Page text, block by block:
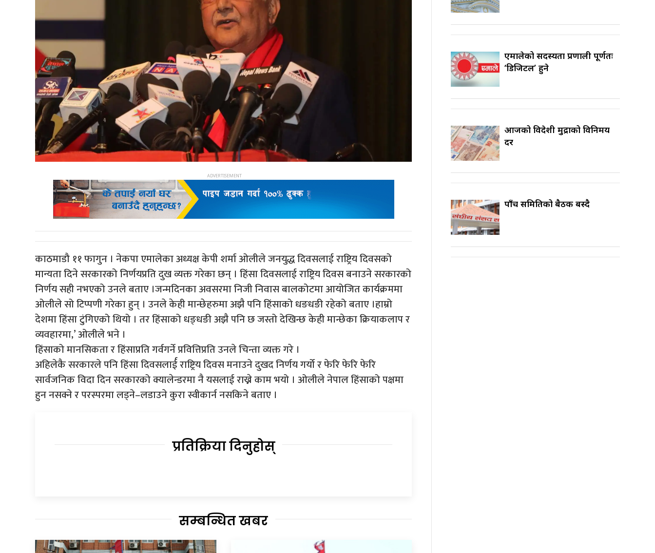
काठमाडौ ११ फागुन । नेकपा एमालेका अध्यक्ष केपी शर्मा ओलीले जनयुद्ध दिवसलाई राष्ट्रिय दिवसको
मान्यता दिने सरकारको निर्णयप्रति दुख व्यक्त गरेका छन् । हिंसा दिवसलाई राष्ट्रिय दिवस बनाउने सरकारको
निर्णय सही नभएको उनले बताए ।जन्मदिनका अवसरमा निजी निवास बालकोटमा आयोजित कार्यक्रममा
ओलीले सो टिप्पणी गरेका हुन् । उनले केही मान्छेहरुमा अझै पनि हिंसाको धङधङी रहेको बताए ।हाम्रो
देशमा हिंसा टुंगिएको थियो । तर हिंसाको धङ्धङी अझै पनि छ जस्तो देखिन्छ केही मान्छेका क्रियाकलाप र
व्यवहारमा,’ ओलीले भने ।
हिंसाको मानसिकता र हिंसाप्रति गर्वगर्ने प्रवित्तिप्रति उनले चिन्ता व्यक्त गरे ।
अहिलेकै सरकारले पनि हिंसा दिवसलार्ई राष्ट्रिय दिवस मनाउने दुखद निर्णय गर्यो र फेरि फेरि फेरि
सार्वजनिक विदा दिन सरकारको क्यालेन्डरमा नै यसलाई राख्ने काम भयो । ओलीले नेपाल हिंसाको पक्षमा
हुन नसक्ने र परस्परमा लड्ने–लडाउने कुरा स्वीकार्न नसकिने बताए ।
प्रतिक्रिया दिनुहोस्
सम्बन्धित खबर
एमालेको सदस्यता प्रणाली पूर्णतः
‘डिजिटल’ हुने
आजको विदेशी मुद्राको विनिमय
दर
पाँच समितिको बैठक बस्दै